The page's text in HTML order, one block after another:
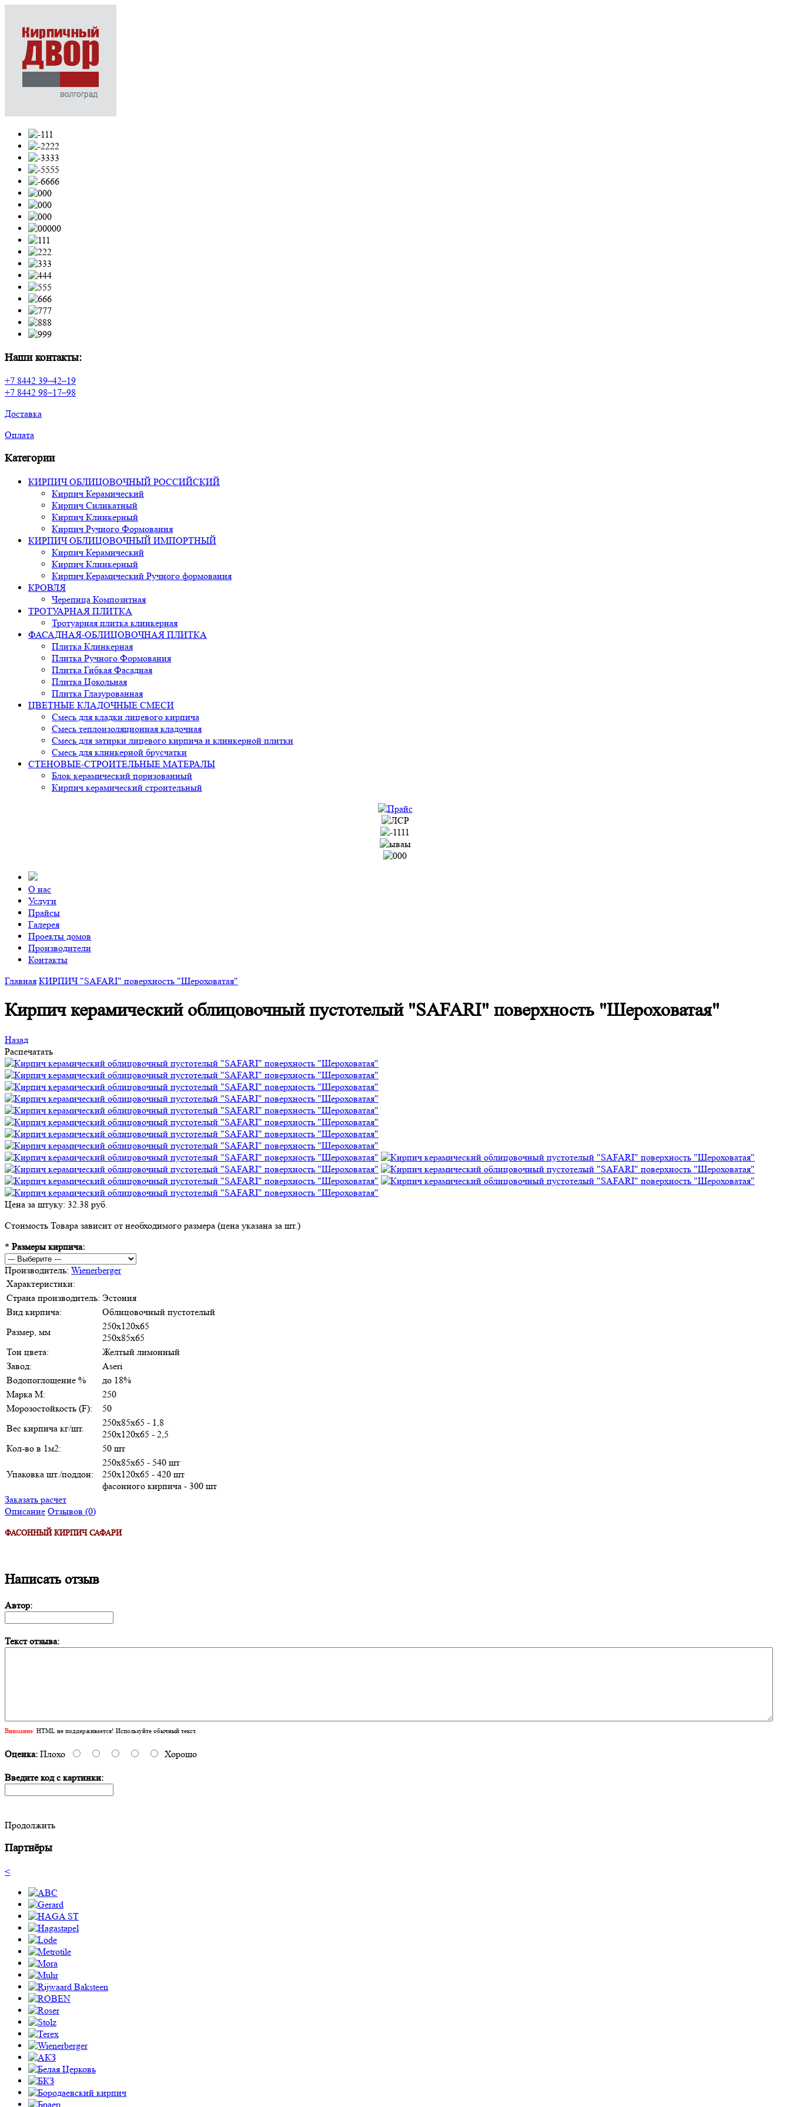
Наши контакты:
+7 8442 39–42–19
+7 8442 98–17–98
Доставка
Оплата
Категории
КИРПИЧ ОБЛИЦОВОЧНЫЙ РОССИЙСКИЙ
Кирпич Керамический
Кирпич Силикатный
Кирпич Клинкерный
Кирпич Ручного Формования
КИРПИЧ ОБЛИЦОВОЧНЫЙ ИМПОРТНЫЙ
Кирпич Керамический
Кирпич Клинкерный
Кирпич Керамический Ручного формования
КРОВЛЯ
Черепица Композитная
ТРОТУАРНАЯ ПЛИТКА
Тротуарная плитка клинкерная
ФАСАДНАЯ-ОБЛИЦОВОЧНАЯ ПЛИТКА
Плитка Клинкерная
Плитка Ручного Формования
Плитка Гибкая Фасадная
Плитка Цокольная
Плитка Глазурованная
ЦВЕТНЫЕ КЛАДОЧНЫЕ СМЕСИ
Смесь для кладки лицевого кирпича
Смесь теплоизоляционная кладочная
Смесь для затирки лицевого кирпича и клинкерной плитки
Смесь для клинкерной брусчатки
СТЕНОВЫЕ-СТРОИТЕЛЬНЫЕ МАТЕРАЛЫ
Блок керамический поризованный
Кирпич керамический строительный
О нас
Услуги
Прайсы
Галерея
Проекты домов
Производители
Контакты
Главная КИРПИЧ "SAFARI" поверхность "Шероховатая"
Кирпич керамический облицовочный пустотелый "SAFARI" поверхность "Шероховатая"
Назад
Распечатать
Цена за штуку: 32.38 руб.
Стоимость Товара зависит от необходимого размера (цена указана за шт.)
* Размеры кирпича:
Производитель: Wienerberger
Характеристики:
Страна производитель: Эстония
Вид кирпича:
Облицовочный пустотелый
Размер, мм
250х120х65
250х85х65
Тон цвета:
Желтый лимонный
Завод:
Aseri
Водопоглощение %
до 18%
Марка М:
250
Морозостойкость (F):
50
Вес кирпича кг/шт.
250х85х65 - 1,8
250х120х65 - 2,5
Кол-во в 1м2:
50 шт
Упаковка шт./поддон:
250х85х65 - 540 шт
250х120х65 - 420 шт
фасонного кирпича - 300 шт
Заказать расчет
Описание Отзывов (0)
ФАСОННЫЙ КИРПИЧ САФАРИ
Написать отзыв
Автор:
Текст отзыва:
Внимание: HTML не поддерживается! Используйте обычный текст.
Оценка: Плохо Хорошо
Введите код с картинки:
Продолжить
Партнёры
<